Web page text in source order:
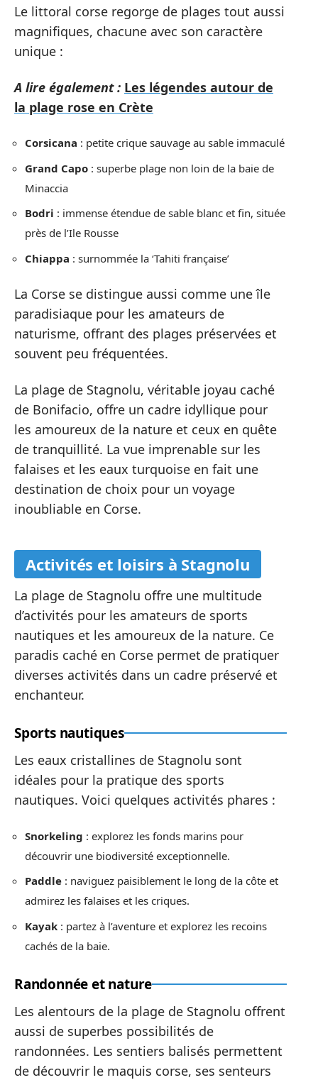
Le littoral corse regorge de plages tout aussi
magnifiques, chacune avec son caractère
unique :
A lire également : Les légendes autour de
la plage rose en Crète
Corsicana : petite crique sauvage au sable immaculé
Grand Capo : superbe plage non loin de la baie de
Minaccia
Bodri : immense étendue de sable blanc et fin, située
près de l’Ile Rousse
Chiappa : surnommée la ‘Tahiti française’
La Corse se distingue aussi comme une île
paradisiaque pour les amateurs de
naturisme, offrant des plages préservées et
souvent peu fréquentées.
La plage de Stagnolu, véritable joyau caché
de Bonifacio, offre un cadre idyllique pour
les amoureux de la nature et ceux en quête
de tranquillité. La vue imprenable sur les
falaises et les eaux turquoise en fait une
destination de choix pour un voyage
inoubliable en Corse.
Activités et loisirs à Stagnolu
La plage de Stagnolu offre une multitude
d’activités pour les amateurs de sports
nautiques et les amoureux de la nature. Ce
paradis caché en Corse permet de pratiquer
diverses activités dans un cadre préservé et
enchanteur.
Sports nautiques
Les eaux cristallines de Stagnolu sont
idéales pour la pratique des sports
nautiques. Voici quelques activités phares :
Snorkeling : explorez les fonds marins pour
découvrir une biodiversité exceptionnelle.
Paddle : naviguez paisiblement le long de la côte et
admirez les falaises et les criques.
Kayak : partez à l’aventure et explorez les recoins
cachés de la baie.
Randonnée et nature
Les alentours de la plage de Stagnolu offrent
aussi de superbes possibilités de
randonnées. Les sentiers balisés permettent
de découvrir le maquis corse, ses senteurs